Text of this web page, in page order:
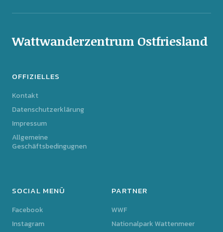
Wattwanderzentrum Ostfriesland
OFFIZIELLES
Kontakt
Datenschutzerklärung
Impressum
Allgemeine
Geschäftsbedingugnen
SOCIAL MENÜ
Facebook
Instagram
PARTNER
WWF
Nationalpark Wattenmeer